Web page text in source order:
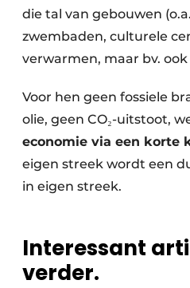
die tal van gebouwen
zwembaden, culturele
verwarmen, maar bv. ook
Voor hen geen fossiele
olie, geen CO₂-uitstoot,
economie via een korte
eigen streek wordt een
in eigen streek.
Interessant
verder.